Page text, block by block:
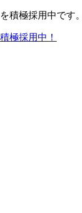
積極採用中です
極採用中！